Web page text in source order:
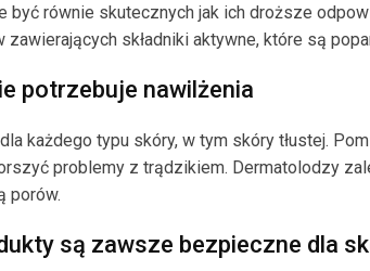
być równie skutecznych jak ich droższe
składniki aktywne, które są
potrzebuje nawilżenia
każdego typu skóry, w tym skóry tłustej.
problemy z trądzikiem. Dermatolodzy
porów.
są zawsze bezpieczne dla